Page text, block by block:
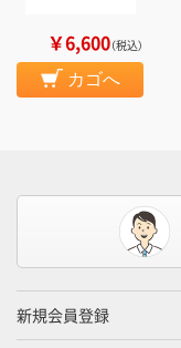
￥6,600（税込）
カゴへ
新規会員登録